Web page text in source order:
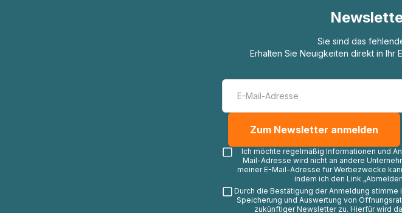
Sie sind das
Erhalten Sie Neuigkeiten direkt in Ihr
Ich möchte regelmäßig Informationen und
Mail-Adresse wird nicht an andere
meiner E-Mail-Adresse für Werbezwecke
indem ich den Link
Durch die Bestätigung der Anmeldung
Speicherung und Auswertung von
zukünftiger Newsletter zu. Hierfür wird